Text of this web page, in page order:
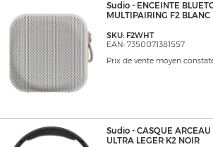
Sudio - ENCEINTE
MULTIPAIRING F2 BLANC
SKU: F2WHT
EAN: 7350071381557
Prix de vente moyen
Sudio - CASQUE ARCEAU
ULTRA LEGER K2 NOIR